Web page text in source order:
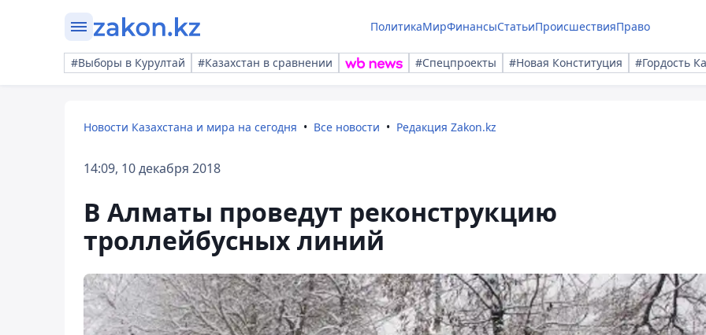
ПолитикаМирФинансыСтатьиПроисшествияПраво
#Выборы в Курултай #Казахстан в сравнении #Спецпроекты #Новая Конституция #Гордость
Новости Казахстана и мира на сегодня Все новости Редакция Zakon.kz
14:09, 10 декабря 2018
В Алматы проведут реконструкцию
троллейбусных линий